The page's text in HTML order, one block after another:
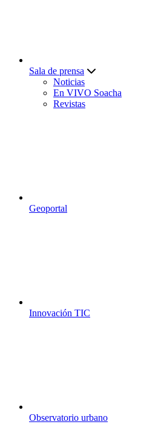
Sala de prensa
Noticias
En VIVO Soacha
Revistas
Geoportal
Innovación TIC
Observatorio urbano